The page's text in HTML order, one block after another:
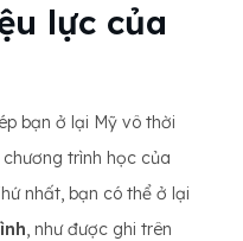
lực của
bạn ở lại Mỹ vô thời
trình học của
nhất, bạn có thể ở lại
, như được ghi trên